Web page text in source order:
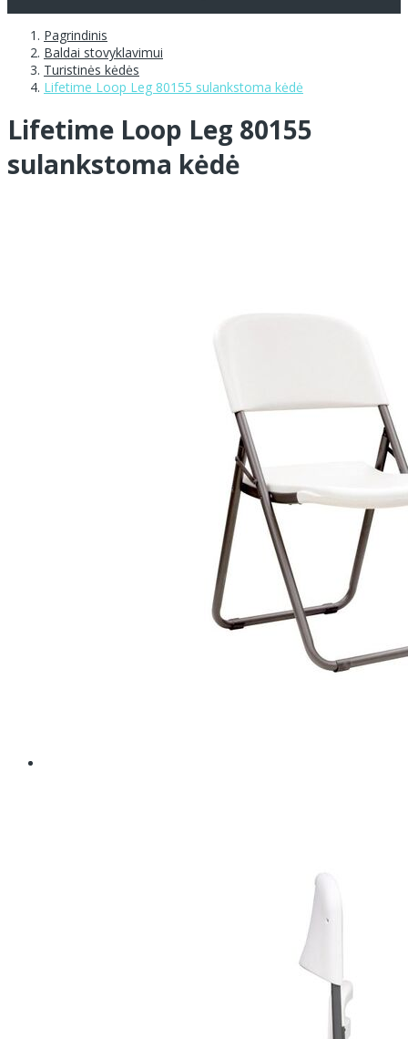
Pagrindinis
Baldai stovyklavimui
Turistinės kėdės
Lifetime Loop Leg 80155 sulankstoma kėdė
Lifetime Loop Leg 80155
sulankstoma kėdė